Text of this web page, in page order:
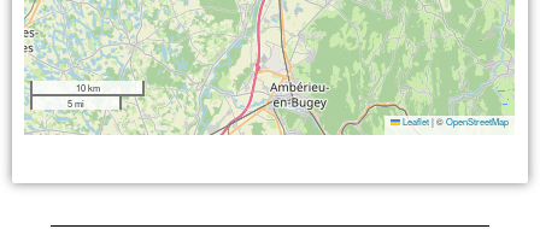
10 km
5 mi
Leaflet |©OpenStreetMap